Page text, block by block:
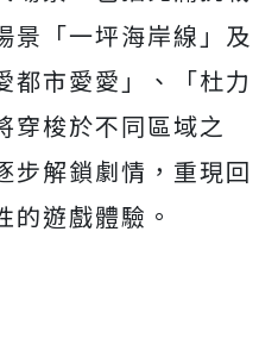
景「一坪海岸線」及
都市愛愛」、「杜力
穿梭於不同區域之
步解鎖劇情，重現回
的遊戲體驗。